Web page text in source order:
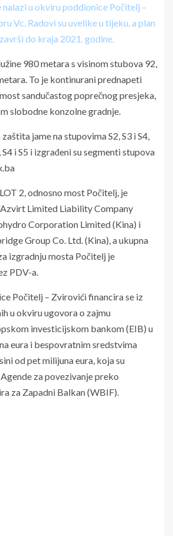
u okviru poddionice Počitelj –
Vc. Radovi su uvelike u tijeku, a plan
do kraja 2021. godine.
980 metara s visinom stubova 92,
To je kontinurani prednapeti
sandučastog poprečnog presjeka,
slobodne konzolne gradnje.
jame na stupovima S2, S3 i S4,
i S5 i izgrađeni su segmenti stupova
2, odnosno most Počitelj, je
Limited Liability Company
Corporation Limited (Kina) i
Group Co. Ltd. (Kina), a ukupna
izgradnju mosta Počitelj je
PDV-a.
Počitelj – Zvirovići financira se iz
u okviru ugovora o zajmu
investicijskom bankom (EIB) u
eura i bespovratnim sredstvima
od pet milijuna eura, koja su
za povezivanje preko
za Zapadni Balkan (WBIF).